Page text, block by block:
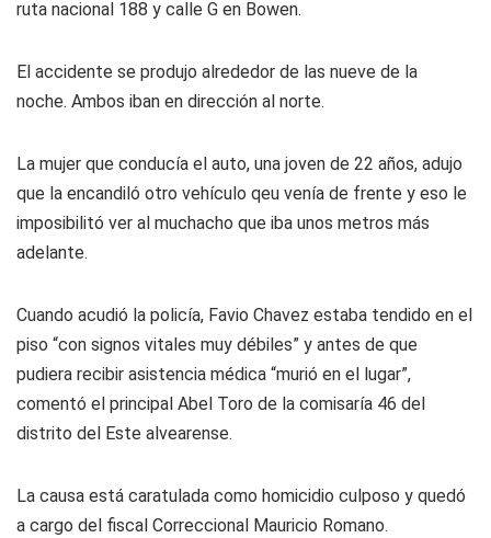
ruta nacional 188 y calle G en Bowen.
El accidente se produjo alrededor de las nueve de la
noche. Ambos iban en dirección al norte.
La mujer que conducía el auto, una joven de 22 años, adujo
que la encandiló otro vehículo qeu venía de frente y eso le
imposibilitó ver al muchacho que iba unos metros más
adelante.
Cuando acudió la policía, Favio Chavez estaba tendido en el
piso “con signos vitales muy débiles” y antes de que
pudiera recibir asistencia médica “murió en el lugar”,
comentó el principal Abel Toro de la comisaría 46 del
distrito del Este alvearense.
La causa está caratulada como homicidio culposo y quedó
a cargo del fiscal Correccional Mauricio Romano.